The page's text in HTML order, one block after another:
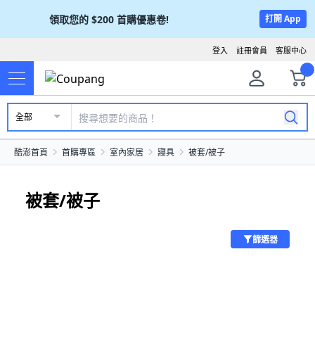
領取您的 $200 首購優惠卷! 打開 App
客服中心
註冊會員
登入
全部
酷澎首頁 首購專區 室內家居 寢具 被套/被子
被套/被子
篩選器